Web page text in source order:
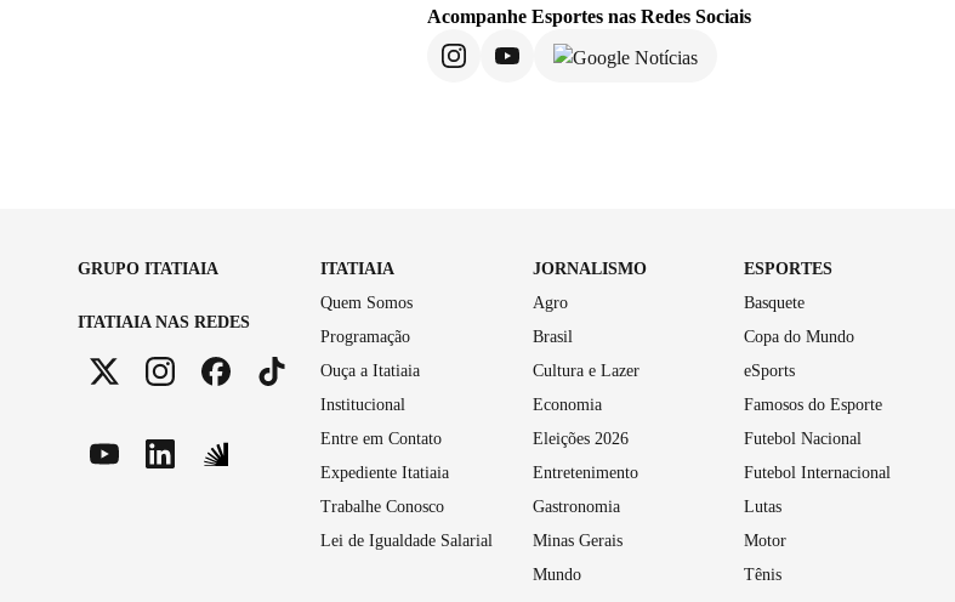
Acompanhe Esportes nas Redes Sociais
GRUPO ITATIAIA
ITATIAIA NAS REDES
ITATIAIA
Quem Somos
Programação
Ouça a Itatiaia
Institucional
Entre em Contato
Expediente Itatiaia
Trabalhe Conosco
Lei de Igualdade Salarial
JORNALISMO
Agro
Brasil
Cultura e Lazer
Economia
Eleições 2026
Entretenimento
Gastronomia
Minas Gerais
Mundo
ESPORTES
Basquete
Copa do Mundo
eSports
Famosos do Esporte
Futebol Nacional
Futebol Internacional
Lutas
Motor
Tênis